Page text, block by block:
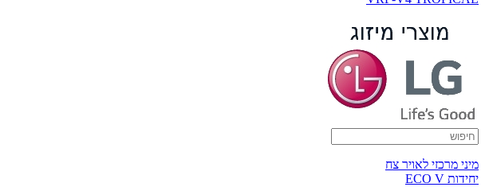
מיני מרכזי לאויר צח
יחידות ECO V